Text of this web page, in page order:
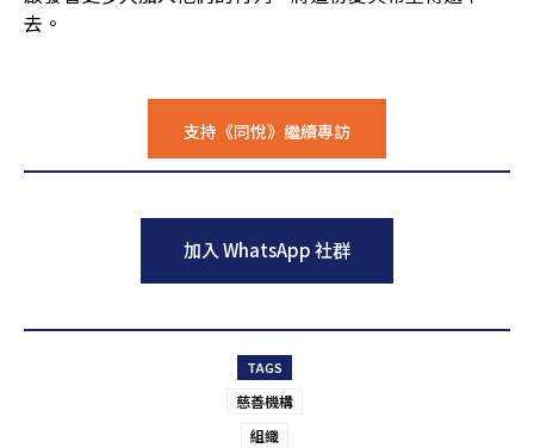
去。
支持《同悅》繼續專訪
加入 WhatsApp 社群
TAGS
慈善機構
組織